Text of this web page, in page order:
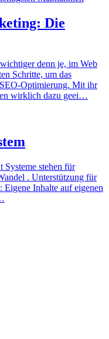
Die
denn je, im Web
Schritte, um das
Optimierung. Mit ihr
wirklich dazu geei…
Systeme stehen für
. Unterstützung für
Eigene Inhalte auf eigenen